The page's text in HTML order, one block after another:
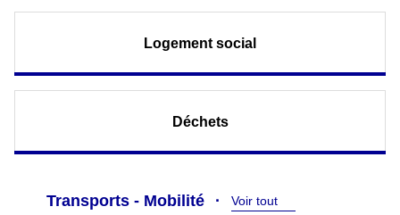
Logement social
Déchets
Transports - Mobilité Voir tout